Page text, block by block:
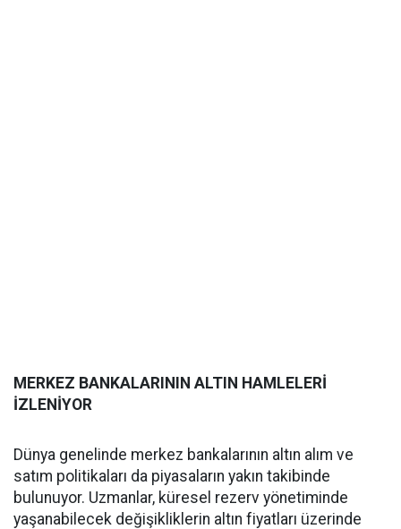
MERKEZ BANKALARININ ALTIN HAMLELERİ
İZLENİYOR
Dünya genelinde merkez bankalarının altın alım ve
satım politikaları da piyasaların yakın takibinde
bulunuyor. Uzmanlar, küresel rezerv yönetiminde
yaşanabilecek değişikliklerin altın fiyatları üzerinde